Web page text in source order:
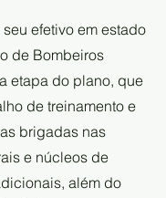
efetivo em estado
de Bombeiros
etapa do plano, que
de treinamento e
brigadas nas
e núcleos de
além do